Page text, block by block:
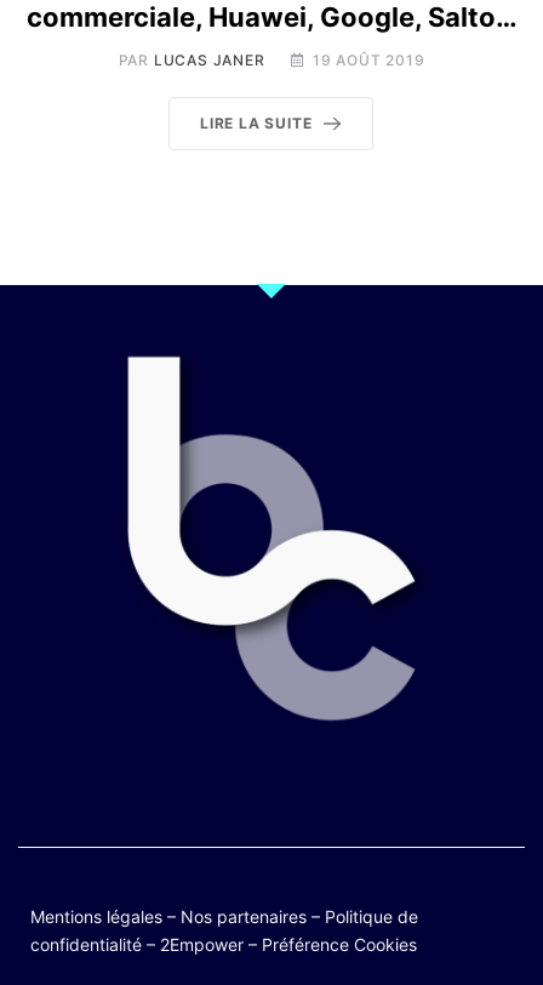
commerciale, Huawei, Google, Salto…
PAR LUCAS JANER 19 AOÛT 2019
LIRE LA SUITE
Mentions légales – Nos partenaires – Politique de
confidentialité – 2Empower – Préférence Cookies